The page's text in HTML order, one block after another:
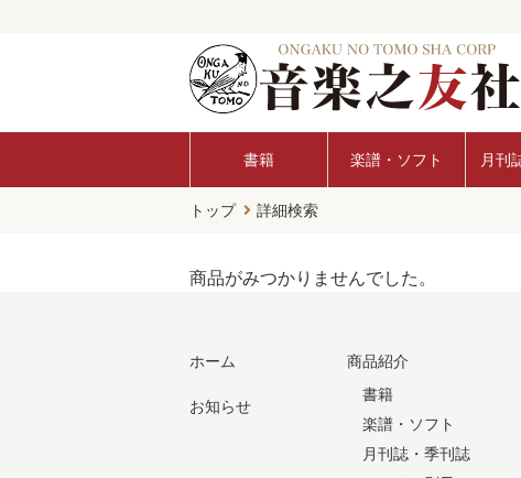
書籍 楽譜・ソフト 月刊
トップ 詳細検索
商品がみつかりませんでした。
ホーム
お知らせ
商品紹介
書籍
楽譜・ソフト
月刊誌・季刊誌